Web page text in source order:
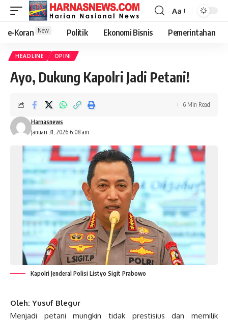
Aa
e-Koran New Politik Ekonomi Bisnis Pemerintahan
HEADLINE OPINI
Ayo, Dukung Kapolri Jadi Petani!
Januari 31, 2026 6:08 am
Harnasnews
6 Min Read
Kapolri Jenderal Polisi Listyo Sigit Prabowo
Oleh: Yusuf Blegur
Menjadi petani mungkin tidak prestisius dan memilik